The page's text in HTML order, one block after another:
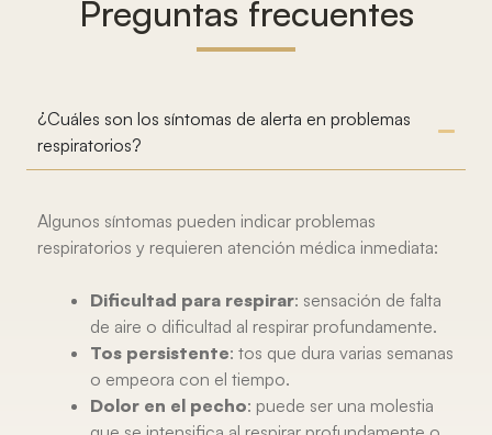
Preguntas frecuentes
¿Cuáles son los síntomas de alerta en problemas
respiratorios?
Algunos síntomas pueden indicar problemas
respiratorios y requieren atención médica inmediata:
Dificultad para respirar: sensación de falta
de aire o dificultad al respirar profundamente.
Tos persistente: tos que dura varias semanas
o empeora con el tiempo.
Dolor en el pecho: puede ser una molestia